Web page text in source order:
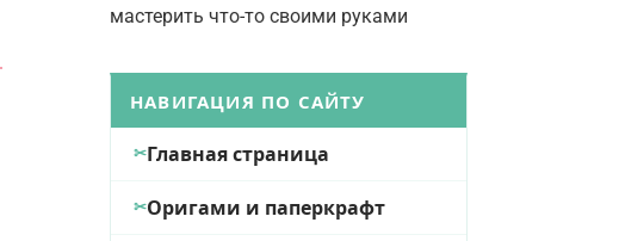
мастерить что-то своими руками
НАВИГАЦИЯ ПО САЙТУ
Главная страница
Оригами и паперкрафт